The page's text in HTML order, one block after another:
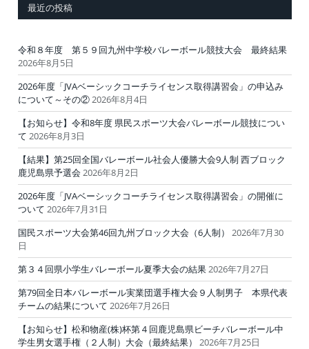
最近の投稿
令和８年度 第５９回九州中学校バレーボール競技大会 最終結果
2026年8月5日
2026年度「JVAベーシックコーチライセンス取得講習会」の申込み
について～その②2026年8月4日
【お知らせ】令和8年度 県民スポーツ大会バレーボール競技につい
て 2026年8月3日
【結果】第25回全国バレーボール社会人優勝大会9人制 西ブロック
鹿児島県予選会 2026年8月2日
2026年度「JVAベーシックコーチライセンス取得講習会」の開催に
ついて 2026年7月31日
国民スポーツ大会第46回九州ブロック大会（6人制）
2026年7月30
日
第３４回県小学生バレーボール夏季大会の結果2026年7月27日
第79回全日本バレーボール実業団選手権大会９人制男子 本県代表
チームの結果について 2026年7月26日
【お知らせ】松和物産(株)杯第４回鹿児島県ビーチバレーボール中
学生男女選手権（２人制）大会（最終結果）
2026年7月25日